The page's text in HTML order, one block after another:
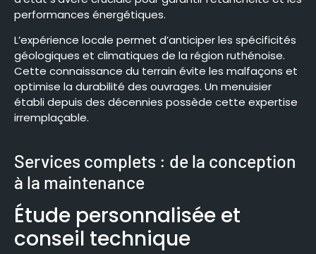
performances énergétiques.
L’expérience locale permet d’anticiper les spécificités
géologiques et climatiques de la région ruthénoise.
Cette connaissance du terrain évite les malfaçons et
optimise la durabilité des ouvrages. Un menuisier
établi depuis des décennies possède cette expertise
irremplaçable.
Services complets : de la conception
à la maintenance
Étude personnalisée et
conseil technique